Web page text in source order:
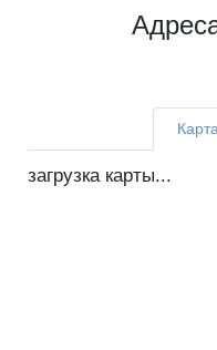
Карта
загрузка карты...